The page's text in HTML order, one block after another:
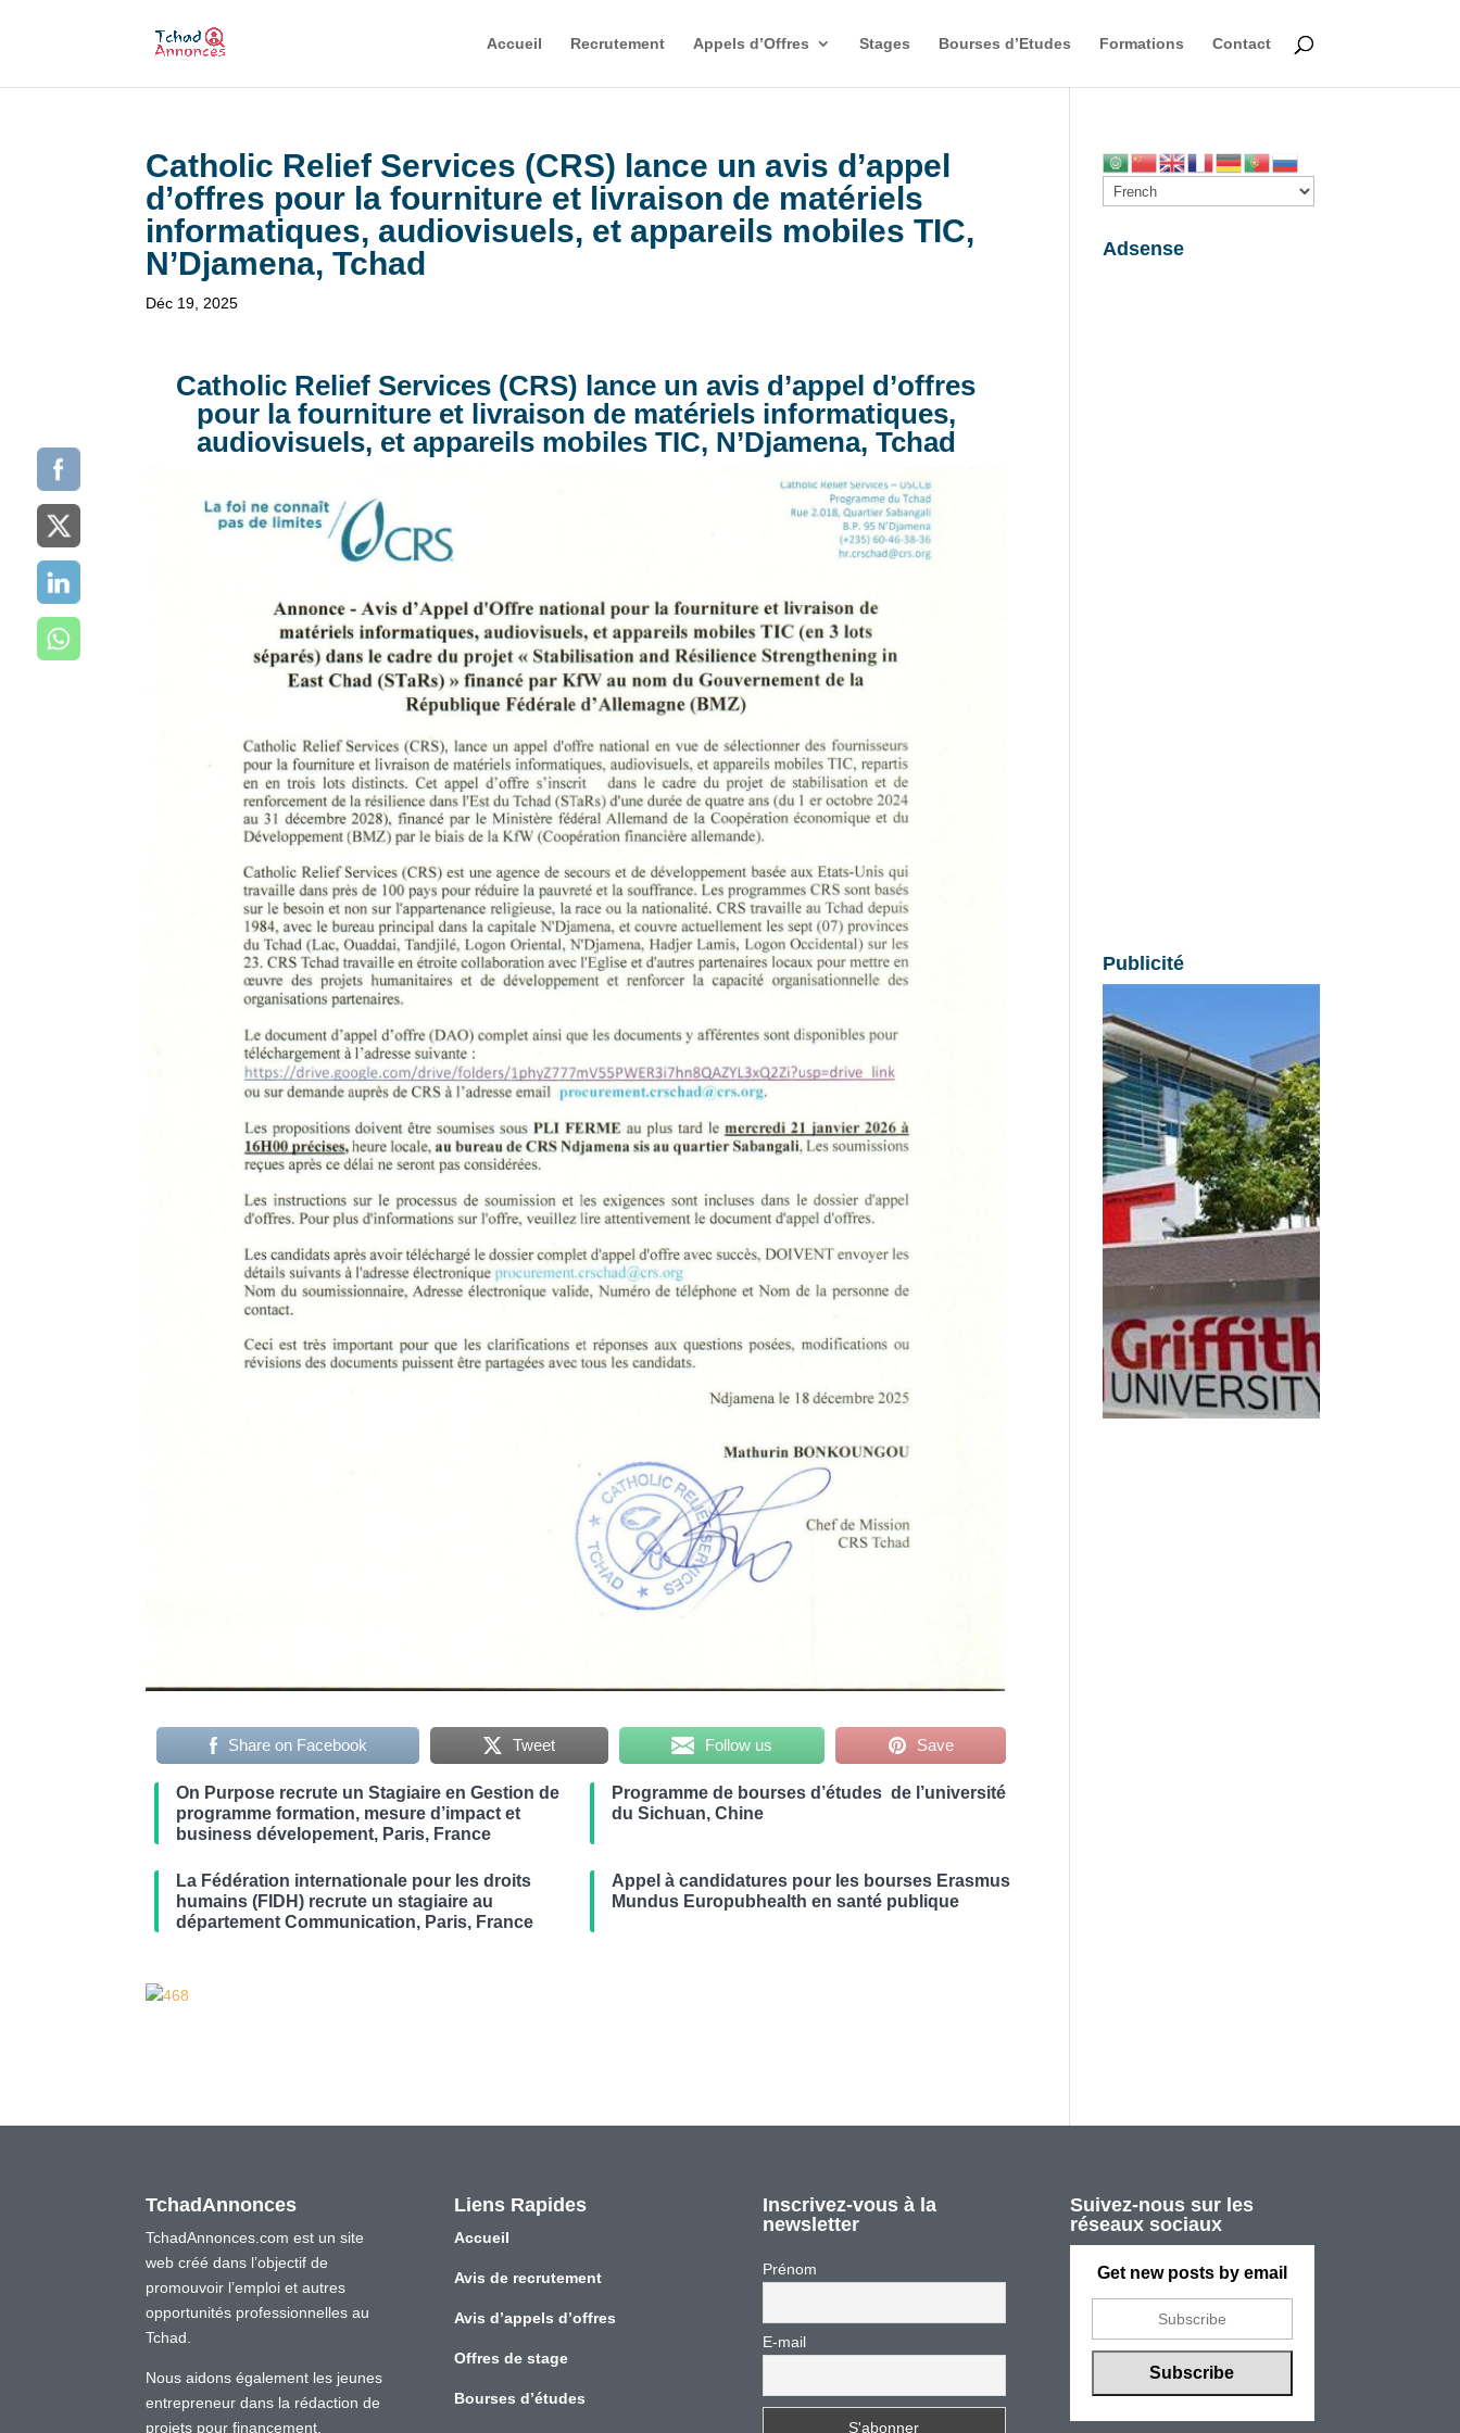
Accueil Recrutement Appels d’Offres Stages Bourses d’Etudes Formations Contact
Catholic Relief Services (CRS) lance un avis d’appel
d’offres pour la fourniture et livraison de matériels
informatiques, audiovisuels, et appareils mobiles TIC,
N’Djamena, Tchad
Déc 19, 2025
Catholic Relief Services (CRS) lance un avis d’appel d’offres
pour la fourniture et livraison de matériels informatiques,
audiovisuels, et appareils mobiles TIC, N’Djamena, Tchad
Share on Facebook Tweet Follow us Save
On Purpose recrute un Stagiaire en Gestion de
programme formation, mesure d’impact et
business dévelopement, Paris, France
Programme de bourses d’études de l’université
du Sichuan, Chine
La Fédération internationale pour les droits
humains (FIDH) recrute un stagiaire au
département Communication, Paris, France
Appel à candidatures pour les bourses Erasmus
Mundus Europubhealth en santé publique
Adsense
Publicité
TchadAnnonces
TchadAnnonces.com est un site
web créé dans l’objectif de
promouvoir l’emploi et autres
opportunités professionnelles au
Tchad.
Nous aidons également les jeunes
entrepreneur dans la rédaction de
projets pour financement,
Liens Rapides
Accueil
Avis de recrutement
Avis d’appels d’offres
Offres de stage
Bourses d’études
Inscrivez-vous à la
newsletter
Prénom
E-mail
Suivez-nous sur les
réseaux sociaux
Get new posts by email